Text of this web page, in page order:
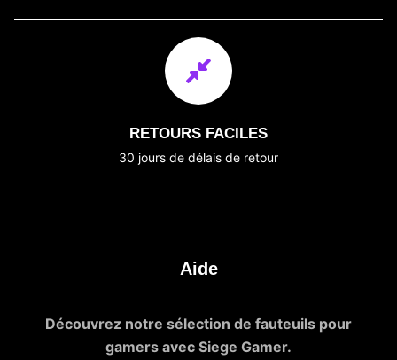
RETOURS FACILES
30 jours de délais de retour
Aide
Découvrez notre sélection de fauteuils pour
gamers avec Siege Gamer.